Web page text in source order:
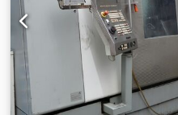
Revidierte Hauptspindel in